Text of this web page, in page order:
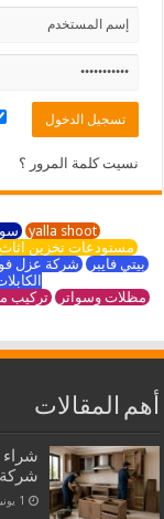
نسيت كلمة المرور ؟
yalla shoot
مستودعات تخزين
بيتي فايبر شركة عزل
مظلات وسواتر تركيب
أهم المقالات
شراء
شركة
1 يونيو، 2026